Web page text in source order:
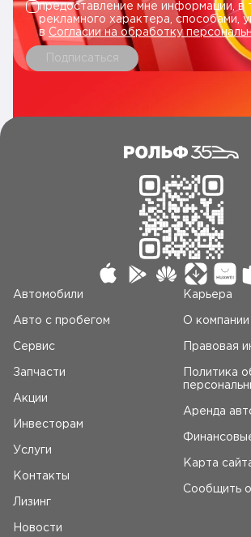
предоставление мне информации, в
рекламного характера, способами,
в Согласии на обработку
Подписаться
Автомобили
Авто c пробегом
Сервис
Запчасти
Акции
Инвесторам
Услуги
Контакты
Лизинг
Новости
Карьера
О компании
Правовая
Политика
Аренда
Карта
Сообщить